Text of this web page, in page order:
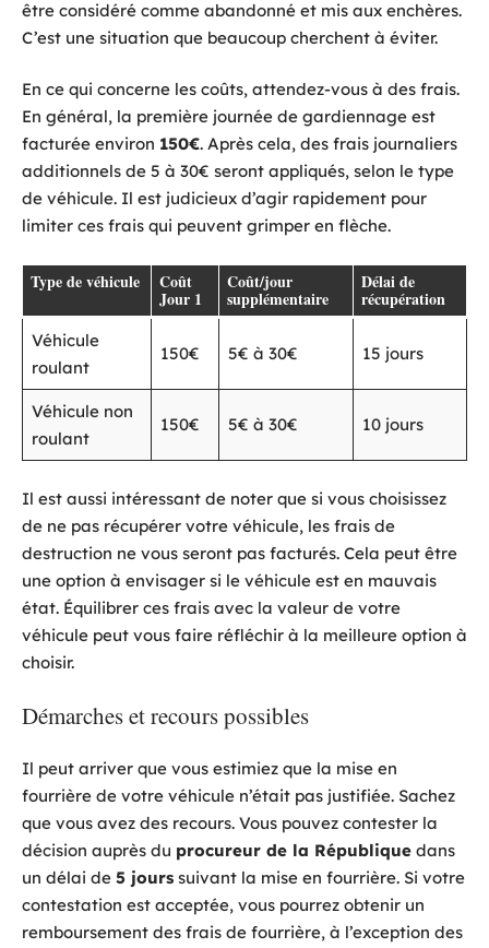
être considéré comme abandonné et mis aux enchères.
C’est une situation que beaucoup cherchent à éviter.
En ce qui concerne les coûts, attendez-vous à des frais.
En général, la première journée de gardiennage est
facturée environ 150€. Après cela, des frais journaliers
additionnels de 5 à 30€ seront appliqués, selon le type
de véhicule. Il est judicieux d’agir rapidement pour
limiter ces frais qui peuvent grimper en flèche.
Type de véhicule Coût
Jour 1
Coût/jour
supplémentaire
Délai de
récupération
Véhicule
roulant
150€ 5€ à 30€ 15 jours
Véhicule non
roulant
150€ 5€ à 30€ 10 jours
Il est aussi intéressant de noter que si vous choisissez
de ne pas récupérer votre véhicule, les frais de
destruction ne vous seront pas facturés. Cela peut être
une option à envisager si le véhicule est en mauvais
état. Équilibrer ces frais avec la valeur de votre
véhicule peut vous faire réfléchir à la meilleure option à
choisir.
Démarches et recours possibles
Il peut arriver que vous estimiez que la mise en
fourrière de votre véhicule n’était pas justifiée. Sachez
que vous avez des recours. Vous pouvez contester la
décision auprès du procureur de la République dans
un délai de 5 jours suivant la mise en fourrière. Si votre
contestation est acceptée, vous pourrez obtenir un
remboursement des frais de fourrière, à l’exception des